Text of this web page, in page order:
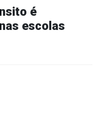
é
escolas